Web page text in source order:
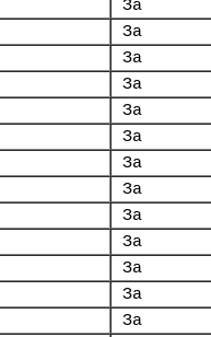
За
За
За
За
За
За
За
За
За
За
За
За
За